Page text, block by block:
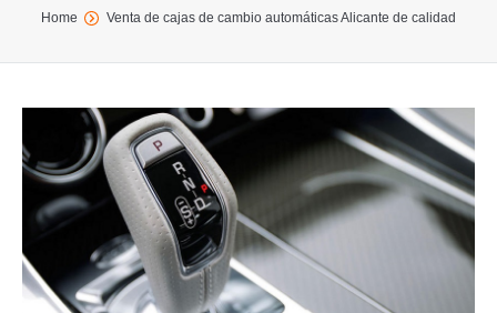
You are here:
Home Venta de cajas de cambio automáticas Alicante de calidad